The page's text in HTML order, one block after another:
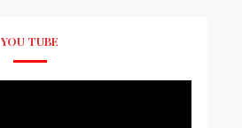
YOU TUBE